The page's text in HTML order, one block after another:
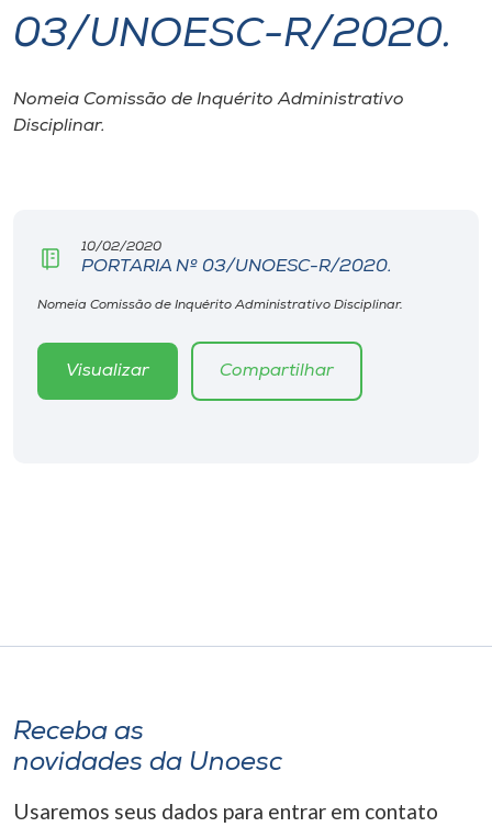
I.nova
Diplomados
CPA
Biblioteca
Editora
o idioma
A+
03/UNOESC-R/2020.
Nomeia Comissão de Inquérito Administrativo
Disciplinar.
10/02/2020
PORTARIA Nº 03/UNOESC-R/2020.
Nomeia Comissão de Inquérito Administrativo Disciplinar.
Visualizar Compartilhar
Receba as
novidades da Unoesc
Usaremos seus dados para entrar em contato